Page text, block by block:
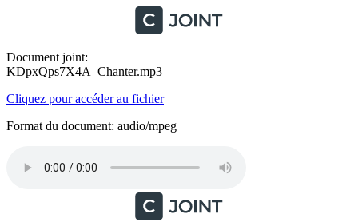
Document joint:
KDpxQps7X4A_Chanter.mp3
Cliquez pour accéder au fichier
Format du document: audio/mpeg